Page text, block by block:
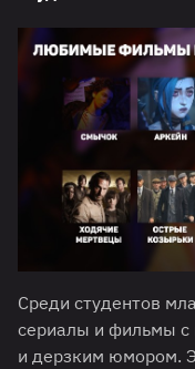
Среди студентов
сериалы и фильмы с
и дерзким юмором.